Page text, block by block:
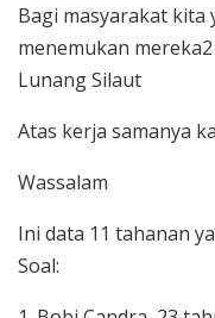
Bagi masyarakat kita
menemukan
Lunang Silaut
Atas kerja samanya
Wassalam
Ini data 11 tahanan
Soal: